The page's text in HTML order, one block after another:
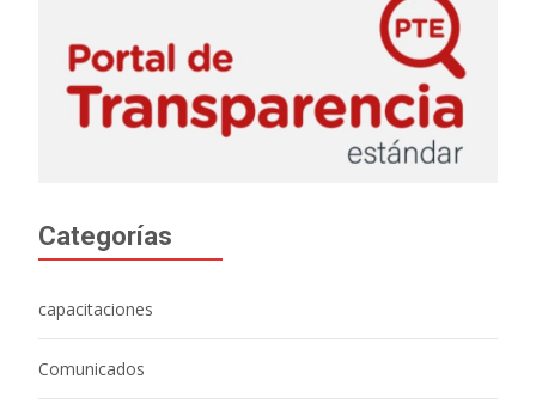
Categorías
capacitaciones
Comunicados